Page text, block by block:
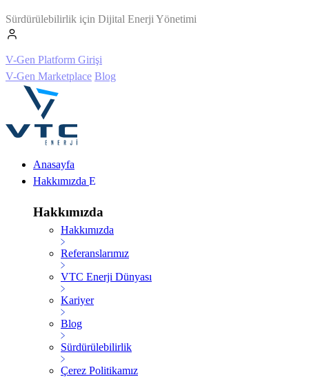
Sürdürülebilirlik için Dijital Enerji Yönetimi
V-Gen Platform Girişi
V-Gen Marketplace Blog
Anasayfa
Hakkımızda
Hakkımızda
Hakkımızda
Referanslarımız
VTC Enerji Dünyası
Kariyer
Blog
Sürdürülebilirlik
Çerez Politikamız